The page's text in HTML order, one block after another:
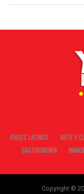
PAISES LATINOS ARTE Y
GASTRONOMÍA
Copyright ©